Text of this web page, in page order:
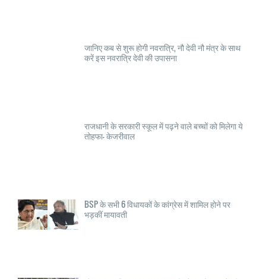
जानिए कब से शुरू होगी नवरात्रि, नौ देवी नौ मंत्र के साथ
करें इस नवरात्रि देवी की उपासना
राजधानी के सरकारी स्कूल में पढ़ने वाले बच्चों को मिलेगा ये
तोहफा- केजरीवाल
BSP के सभी 6 विधायकों के कांग्रेस में शामिल होने पर
भड़कीं मायावती